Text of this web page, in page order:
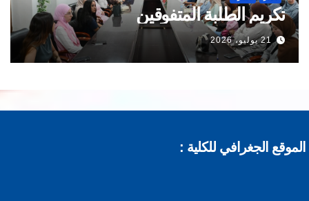
تكريم الطلبة المتفوقين
21 يوليو، 2026
الجغرافي للكلية :